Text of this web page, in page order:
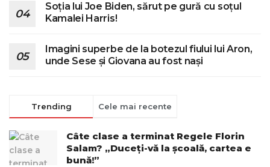
Soția lui Joe Biden, sărut pe gură cu soțul
Kamalei Harris!
Imagini superbe de la botezul fiului lui Aron,
unde Sese și Giovana au fost nași
Trending Cele mai recente
Câte clase a terminat Regele Florin
Salam? „Duceți-vă la școală, cartea e
bună!”